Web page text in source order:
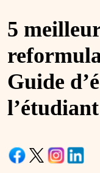
5
Guide
l’étudiant